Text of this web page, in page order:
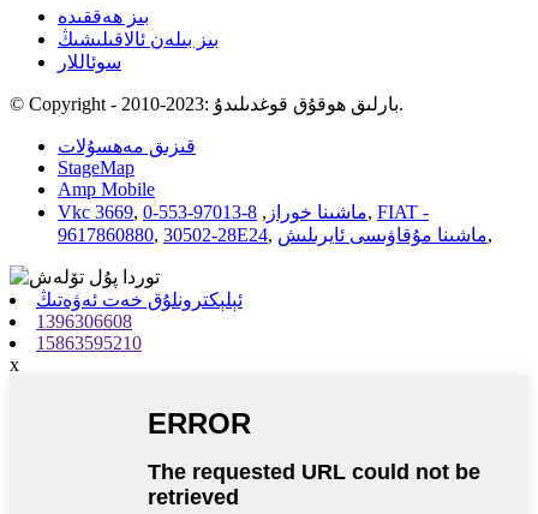
بىز ھەققىدە
بىز بىلەن ئالاقىلىشىڭ
سوئاللار
© Copyright - 2010-2023: بارلىق ھوقۇق قوغدىلىدۇ.
قىزىق مەھسۇلات
StageMap
Amp Mobile
Vkc 3669, ماشىنا خوراز ,
8-97013-553-0 , FIAT -
9617860880, 30502-28E24, ماشىنا مۇقاۋىسى ئايرىلىش,
ئېلېكترونلۇق خەت ئەۋەتىڭ
1396306608
15863595210
x